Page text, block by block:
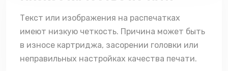
Текст или изображения на распечатках
имеют низкую четкость. Причина может быть
в износе картриджа, засорении головки или
неправильных настройках качества печати.